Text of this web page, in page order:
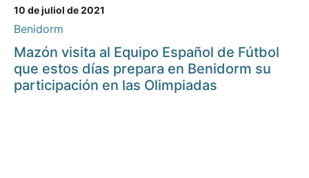
10 de juliol de 2021
Benidorm
Mazón visita al Equipo Español de Fútbol
que estos días prepara en Benidorm su
participación en las Olimpiadas